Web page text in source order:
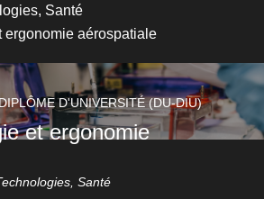
Santé
ergonomie aérospatiale
D'UNIVERSITÉ (DU-DIU)
et ergonomie
Santé